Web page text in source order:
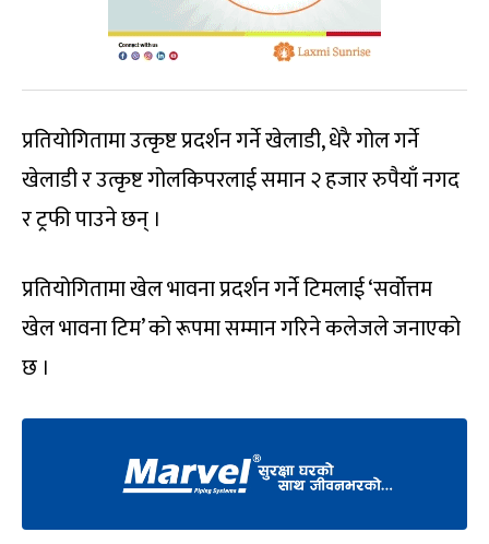
प्रतियोगितामा उत्कृष्ट प्रदर्शन गर्ने खेलाडी, धेरै गोल गर्ने
खेलाडी र उत्कृष्ट गोलकिपरलाई समान २ हजार रुपैयाँ नगद
र ट्रफी पाउने छन् ।
प्रतियोगितामा खेल भावना प्रदर्शन गर्ने टिमलाई ‘सर्वोत्तम
खेल भावना टिम’ को रूपमा सम्मान गरिने कलेजले जनाएको
छ ।